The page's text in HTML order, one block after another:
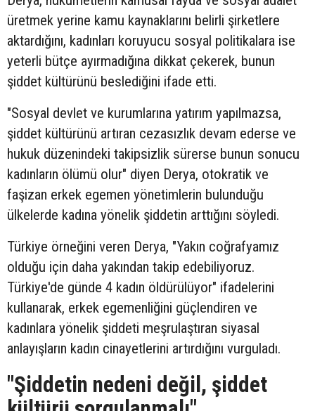
üretmek yerine kamu kaynaklarını belirli şirketlere
aktardığını, kadınları koruyucu sosyal politikalara ise
yeterli bütçe ayırmadığına dikkat çekerek, bunun
şiddet kültürünü beslediğini ifade etti.
"Sosyal devlet ve kurumlarına yatırım yapılmazsa,
şiddet kültürünü artıran cezasızlık devam ederse ve
hukuk düzenindeki takipsizlik sürerse bunun sonucu
kadınların ölümü olur" diyen Derya, otokratik ve
faşizan erkek egemen yönetimlerin bulunduğu
ülkelerde kadına yönelik şiddetin arttığını söyledi.
Türkiye örneğini veren Derya, "Yakın coğrafyamız
olduğu için daha yakından takip edebiliyoruz.
Türkiye'de günde 4 kadın öldürülüyor" ifadelerini
kullanarak, erkek egemenliğini güçlendiren ve
kadınlara yönelik şiddeti meşrulaştıran siyasal
anlayışların kadın cinayetlerini artırdığını vurguladı.
"Şiddetin nedeni değil, şiddet